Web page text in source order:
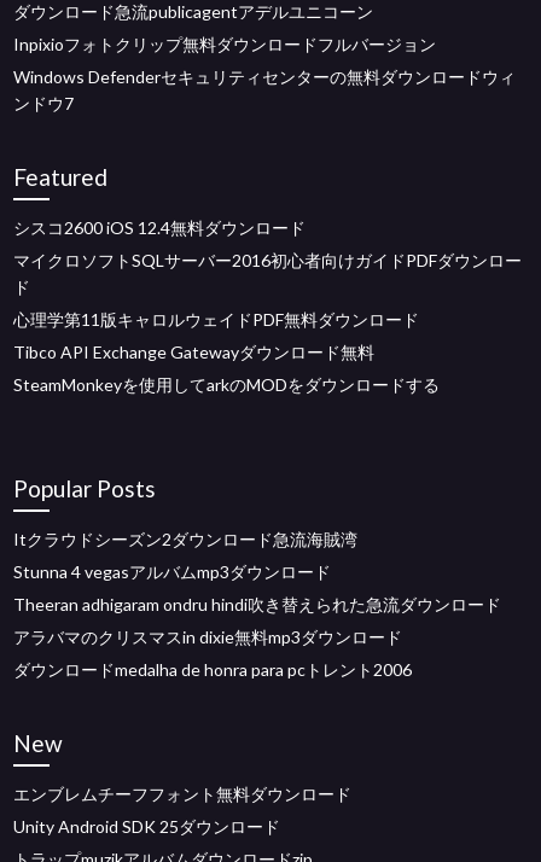
ダウンロード急流publicagentアデルユニコーン
Inpixioフォトクリップ無料ダウンロードフルバージョン
Windows Defenderセキュリティセンターの無料ダウンロードウィ
ンドウ7
Featured
シスコ2600 iOS 12.4無料ダウンロード
マイクロソフトSQLサーバー2016初心者向けガイドPDFダウンロー
ド
心理学第11版キャロルウェイドPDF無料ダウンロード
Tibco API Exchange Gatewayダウンロード無料
SteamMonkeyを使用してarkのMODをダウンロードする
Popular Posts
Itクラウドシーズン2ダウンロード急流海賊湾
Stunna 4 vegasアルバムmp3ダウンロード
Theeran adhigaram ondru hindi吹き替えられた急流ダウンロード
アラバマのクリスマスin dixie無料mp3ダウンロード
ダウンロードmedalha de honra para pcトレント2006
New
エンブレムチーフフォント無料ダウンロード
Unity Android SDK 25ダウンロード